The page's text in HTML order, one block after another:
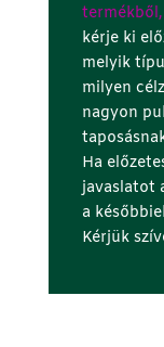
kérje ki
melyik
milyen
nagyon
Ha
javaslatot
a
Kérjük